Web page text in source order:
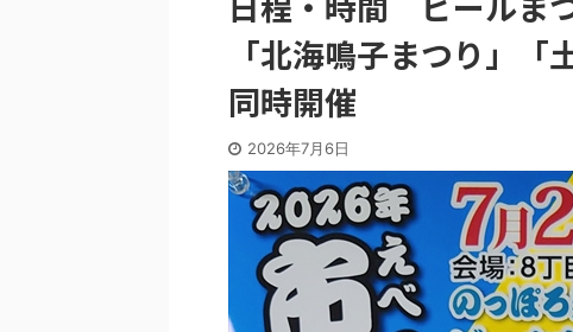
「北海鳴子まつり」
同時開催
2026年7月6日